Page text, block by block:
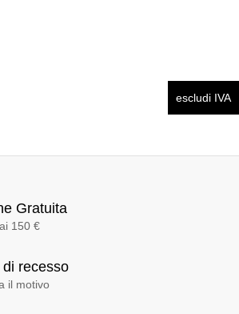
Gratuita
150 €
recesso
il motivo
escludi IVA